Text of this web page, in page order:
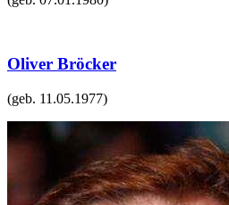
Oliver Bröcker
(geb. 11.05.1977)